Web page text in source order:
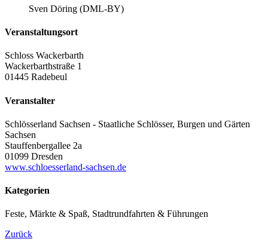
Sven Döring (DML-BY)
Veranstaltungsort
Schloss Wackerbarth
Wackerbarthstraße 1
01445 Radebeul
Veranstalter
Schlösserland Sachsen - Staatliche Schlösser, Burgen und Gärten
Sachsen
Stauffenbergallee 2a
01099 Dresden
www.schloesserland-sachsen.de
Kategorien
Feste, Märkte & Spaß, Stadtrundfahrten & Führungen
Zurück